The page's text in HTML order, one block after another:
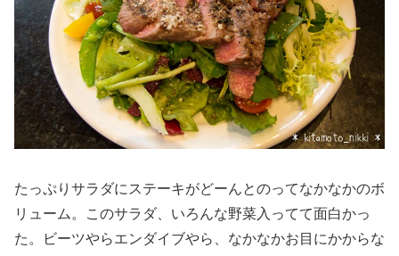
たっぷりサラダにステーキがどーんとのってなかなかのボ
リューム。このサラダ、いろんな野菜入ってて面白かっ
た。ビーツやらエンダイブやら、なかなかお目にかからな